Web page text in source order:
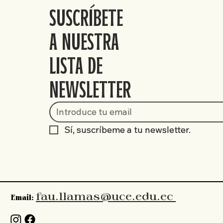
SUSCRÍBETE
A NUESTRA
LISTA DE
NEWSLETTER
Sí, suscríbeme a tu newsletter.
Sí, suscríbeme a tu newsletter.
Email: fau.llamas@uce.edu.ec